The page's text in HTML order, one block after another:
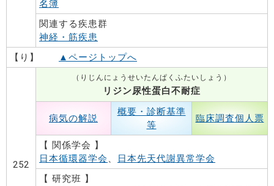
名簿
関連する疾患群
神経・筋疾患
【り】
▲ページトップへ
252
（りじんにょうせいたんぱくふたいしょう）
リジン尿性蛋白不耐症
病気の解説
概要・診断基準
等
臨床調査個人票
【 関係学会 】
日本循環器学会 、
日本先天代謝異常学会
【 研究班 】